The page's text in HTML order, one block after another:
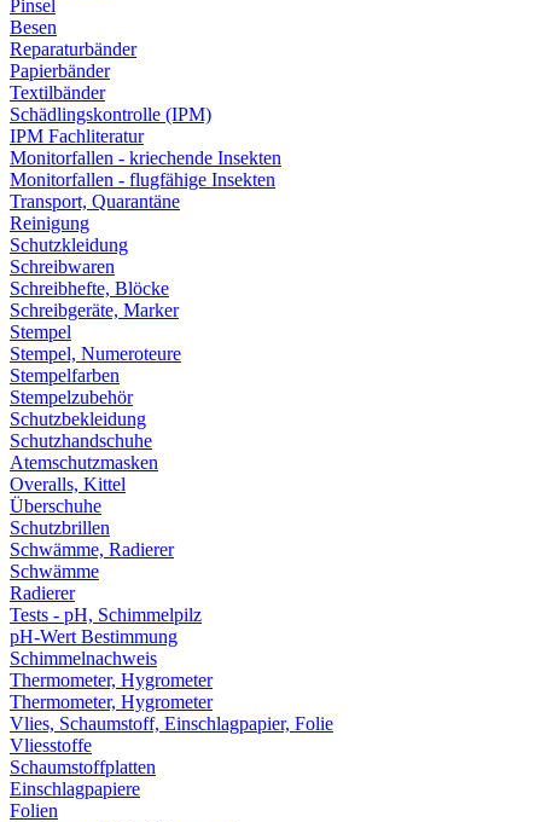
Pinsel
Besen
Reparaturbänder
Papierbänder
Textilbänder
Schädlingskontrolle (IPM)
IPM Fachliteratur
Monitorfallen - kriechende Insekten
Monitorfallen - flugfähige Insekten
Transport, Quarantäne
Reinigung
Schutzkleidung
Schreibwaren
Schreibhefte, Blöcke
Schreibgeräte, Marker
Stempel
Stempel, Numeroteure
Stempelfarben
Stempelzubehör
Schutzbekleidung
Schutzhandschuhe
Atemschutzmasken
Overalls, Kittel
Überschuhe
Schutzbrillen
Schwämme, Radierer
Schwämme
Radierer
Tests - pH, Schimmelpilz
pH-Wert Bestimmung
Schimmelnachweis
Thermometer, Hygrometer
Thermometer, Hygrometer
Vlies, Schaumstoff, Einschlagpapier, Folie
Vliesstoffe
Schaumstoffplatten
Einschlagpapiere
Folien